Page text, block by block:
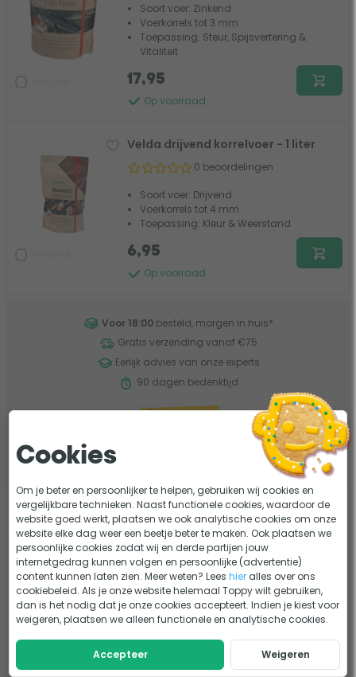
Soort voer: Zinkend
Voerkorrels tot 3 mm
Toepassing: Steur, Spijsvertering &
Vitaliteit
Op voorraad
17,95
Velda drijvend korrelvoer - 1 liter
0 beoordelingen
Soort voer: Drijvend
Voerkorrels tot 4 mm
Toepassing: Kleur & Weerstand
Op voorraad
6,95
Voor 18:00 besteld, morgen in huis*
Gratis verzending vanaf €75
Eerlijk advies van onze experts
90 dagen bedenktijd
Vergelijk
Aquaforte Basic Mix drijvend
basisvoer medium - 15 kg
0 beoordelingen
Op voorraad
63,95
Velda professioneel steurvoer - 1
liter
Cookies
Om je beter en persoonlijker te helpen, gebruiken wij cookies en
vergelijkbare technieken. Naast functionele cookies, waardoor de
website goed werkt, plaatsen we ook analytische cookies om onze
website elke dag weer een beetje beter te maken. Ook plaatsen we
persoonlijke cookies zodat wij en derde partijen jouw
internetgedrag kunnen volgen en persoonlijke (advertentie)
content kunnen laten zien. Meer weten? Leeshier alles over ons
cookiebeleid. Als je onze website helemaal Toppy wilt gebruiken,
dan is het nodig dat je onze cookies accepteert. Indien je kiest voor
weigeren, plaatsen we alleen functionele en analytische cookies.
Accepteer Weigeren